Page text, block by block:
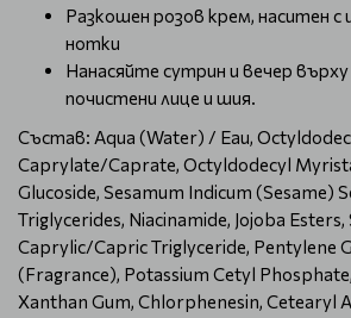
Разкошен розов крем, наситен с
нотки
Нанасяйте сутрин и вечер върху
почистени лице и шия.
Състав: Aqua (Water) / Eau,
Caprylate/Caprate, Octyldodecyl
Glucoside, Sesamum Indicum (Sesame)
Triglycerides, Niacinamide, Jojoba
Caprylic/Capric Triglyceride, Pentylene
(Fragrance), Potassium Cetyl
Xanthan Gum, Chlorphenesin, Cetearyl